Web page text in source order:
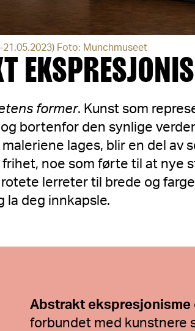
Foto: Munchmuseet
former. Kunst som
bortenfor den synlige
lages, blir en del av
noe som førte til at nye
lerreter til brede og
la deg innkapsle.
Abstrakt ekspresjonisme
forbundet med kunstnere